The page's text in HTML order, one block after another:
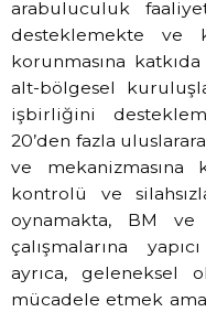
arabuluculuk
desteklemekte ve
korunmasına
alt-bölgesel
işbirliğini
20’den fazla
ve mekanizmasına
kontrolü ve
oynamakta, BM ve
çalışmalarına
ayrıca, geleneksel
mücadele etmek